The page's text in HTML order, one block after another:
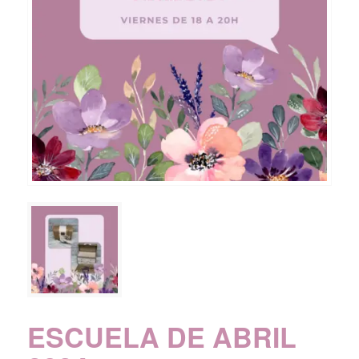
ESCUELA DE ABRIL